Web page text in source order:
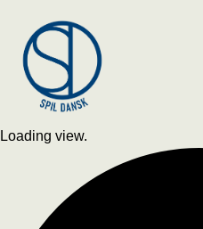
Loading view.